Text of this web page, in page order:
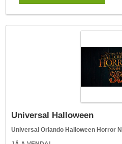
Universal Halloween
Universal Orlando Halloween Horror